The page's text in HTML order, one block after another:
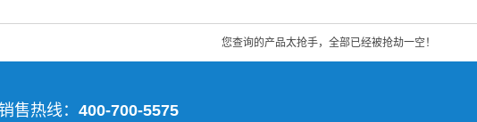
您查询的产品太抢手，全部已经被抢劫一空！
售热线： 400-700-5575